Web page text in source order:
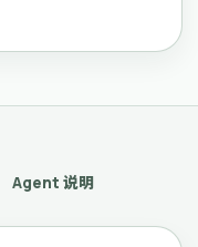
Agent 说明